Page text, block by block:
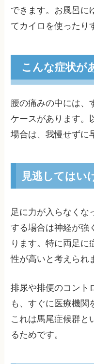
できます。お風呂に
てカイロを使ったり
こんな症状が
腰の痛みの中には、
ケースがあります。
場合は、我慢せずに
見逃してはい
足に力が入らなくな
する場合は神経が強
ります。特に両足に
性が高いと考えられ
排尿や排便のコント
も、すぐに医療機関
これは馬尾症候群と
るためです。